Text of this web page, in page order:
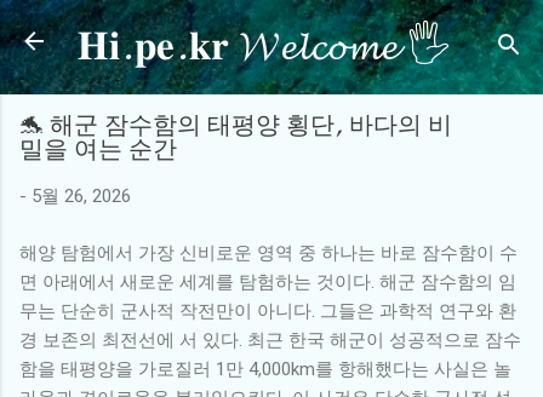
기본 콘텐츠로 건너뛰기
𝐇𝐢.𝐩𝐞.𝐤𝐫 𝓦𝓮𝓵𝓬𝓸𝓶𝓮 🖐
🐬 해군 잠수함의 태평양 횡단, 바다의 비
밀을 여는 순간
- 5월 26, 2026
해양 탐험에서 가장 신비로운 영역 중 하나는 바로 잠수함이 수
면 아래에서 새로운 세계를 탐험하는 것이다. 해군 잠수함의 임
무는 단순히 군사적 작전만이 아니다. 그들은 과학적 연구와 환
경 보존의 최전선에 서 있다. 최근 한국 해군이 성공적으로 잠수
함을 태평양을 가로질러 1만 4,000km를 항해했다는 사실은 놀